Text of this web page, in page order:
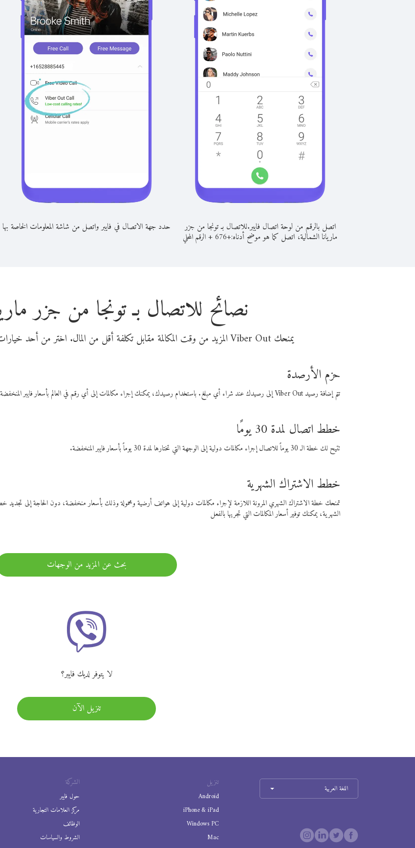
اتصل بالرقم من لوحة اتصال فايبر.للاتصال بـ تونجا من جزر
ماريانا الشمالية، اتصل كما هو موضح أدناه:+
676
+الرقم المحلي
حدد جهة الاتصال في فايبر واتصل من شاشة المعلومات الخاصة بها
نصائح للاتصال بـ تونجا من جزر
يمنحك Viber Out المزيد من وقت المكالمة مقابل تكلفة أقل من المال. اختر من أحد خيارات الاتصال المرنة ذات السعر المنخفض:
حزم الأرصدة
تتم إضافة رصيد Viber Out إلى رصيدك عند شراء أي مبلغ. باستخدام رصيدك، يمكنك إجراء مكالمات إلى أي رقم في العالم بأسعار فايبر المنخفضة.
خطط اتصال لمدة 30 يومًا
تتيح لك خطة الـ 30 يوماً للاتصال إجراء مكالمات دولية إلى الوجهة التي تختارها لمدة 30 يوماً بأسعار فايبر المنخفضة.
خطط الاشتراك الشهرية
تمنحك خطة الاشتراك الشهري المرونة اللازمة لإجراء مكالمات دولية إلى هواتف أرضية ومحمولة وذلك بأسعار منخفضة، دون الحاجة إلى
الشهرية، يمكنك توفير أسعار المكالمات التي تجريها بالفعل
بحث عن المزيد من الوجهات
لا يتوفر لديك فايبر؟
تنزيل الآن
الشركة
حول فايبر
مركز العلامات التجارية
الوظائف
الشروط والسياسات
تنزيل
Android
iPhone & iPad
Windows PC
Mac
اللغة العربية